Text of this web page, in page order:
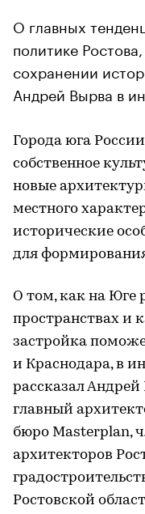
О главных
политике
сохранении
Андрей Вырва в
Города юга
собственное
новые
местного
исторические
для
О том, как на Юге
пространствах и
застройка
и Краснодара, в
рассказал
главный
бюро Masterplan,
архитекторов
Ростовской